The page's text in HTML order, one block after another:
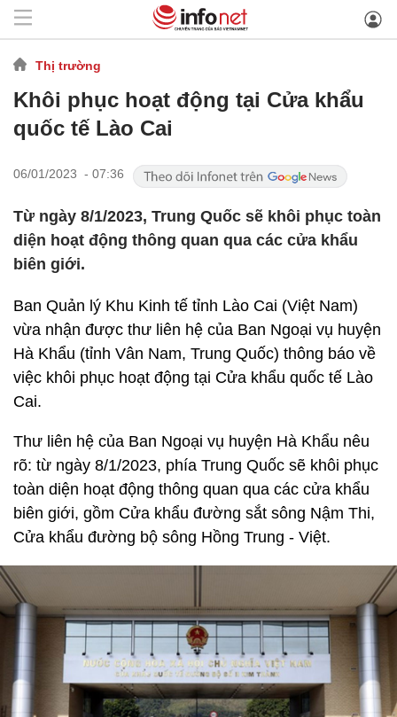
Thị trường
Khôi phục hoạt động tại Cửa khẩu
quốc tế Lào Cai
06/01/2023 - 07:36
Từ ngày 8/1/2023, Trung Quốc sẽ khôi phục toàn
diện hoạt động thông quan qua các cửa khẩu
biên giới.
Ban Quản lý Khu Kinh tế tỉnh Lào Cai (Việt Nam)
vừa nhận được thư liên hệ của Ban Ngoại vụ huyện
Hà Khẩu (tỉnh Vân Nam, Trung Quốc) thông báo về
việc khôi phục hoạt động tại Cửa khẩu quốc tế Lào
Cai.
Thư liên hệ của Ban Ngoại vụ huyện Hà Khẩu nêu
rõ: từ ngày 8/1/2023, phía Trung Quốc sẽ khôi phục
toàn diện hoạt động thông quan qua các cửa khẩu
biên giới, gồm Cửa khẩu đường sắt sông Nậm Thi,
Cửa khẩu đường bộ sông Hồng Trung - Việt.